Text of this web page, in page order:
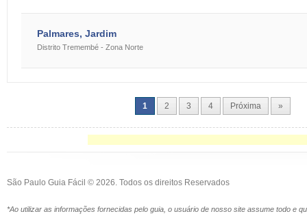
Palmares, Jardim
Distrito Tremembé - Zona Norte
1 2 3 4 Próxima »
São Paulo Guia Fácil © 2026. Todos os direitos Reservados
*Ao utilizar as informações fornecidas pelo guia, o usuário de nosso site assume todo e